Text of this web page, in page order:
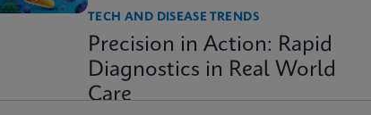
TECH AND DISEASE TRENDS
Precision in Action: Rapid
Diagnostics in Real World
Care